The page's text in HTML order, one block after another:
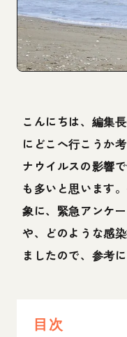
こんにちは、編集
にどこへ行こうか
ナウイルスの影響
も多いと思います
象に、緊急アンケ
や、どのような感
ましたので、参考
目次